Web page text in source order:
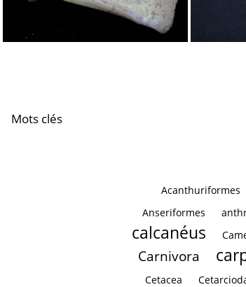
Mots clés
Acanthuriformes
Anseriformes
calcanéus
Carnivora
Cetacea